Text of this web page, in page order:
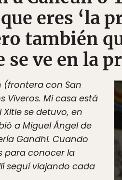
eres ‘la
también
ve en la
(frontera con San
Viveros. Mi casa está
se detuvo, en
a Miguel Ángel de
Gandhi. Cuando
para conocer la
seguí viajando cada